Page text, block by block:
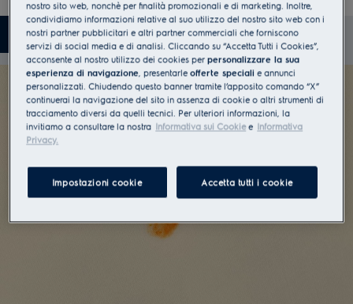
Crediamo che ogni cambiamento cominci dalle
nostre case e che anche una piccola azione possa
aiutare il pianeta e noi stessi.
Questo è il motivo per cui vogliamo condividere la
nostra conoscenza e i trucchi quotidiani su come
prendersi cura dei capi in modo più sostenibile.
Il nostro desiderio è quello d'incoraggiare tutti
che facciamo oggi darà forma al domani.
Pulizia delle macchie Crea nuovi capi Rinnova e ripara
nostro sito web, nonchè per finalità promozionali e di marketing. Inoltre,
condividiamo informazioni relative al suo utilizzo del nostro sito web con i
nostri partner pubblicitari e altri partner commerciali che forniscono
servizi di social media e di analisi. Cliccando su “Accetta Tutti i Cookies”,
acconsente al nostro utilizzo dei cookies perpersonalizzare la sua
esperienza di navigazione, presentarleofferte speciali e annunci
personalizzati. Chiudendo questo banner tramite l’apposito comando “X”
continuerai la navigazione del sito in assenza di cookie o altri strumenti di
tracciamento diversi da quelli tecnici. Per ulteriori informazioni, la
invitiamo a consultare la nostra Informativa sui Cookiee Informativa
Privacy.
Impostazioni cookie Accetta tutti i cookie